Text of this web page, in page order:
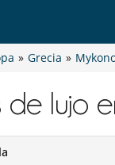
» Grecia »
de lujo